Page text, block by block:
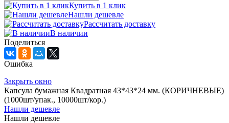
Купить в 1 клик
Нашли дешевле
Рассчитать доставку
В наличии
Поделиться
Ошибка
Закрыть окно
Капсула бумажная Квадратная 43*43*24 мм. (КОРИЧНЕВЫЕ)
(1000шт/упак., 10000шт/кор.)
Нашли дешевле
Нашли дешевле